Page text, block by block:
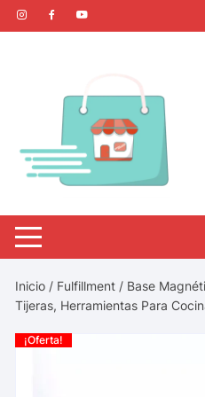
Inicio / Fulfillment / Base
Tijeras, Herramientas Para
¡Oferta!